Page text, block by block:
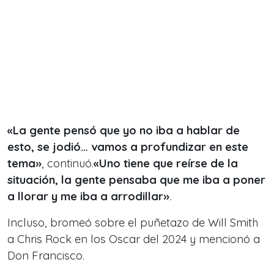
«La gente pensó que yo no iba a hablar de
esto, se jodió… vamos a profundizar en este
tema», continuó.«Uno tiene que reírse de la
situación, la gente pensaba que me iba a poner
a llorar y me iba a arrodillar».
Incluso, bromeó sobre el puñetazo de Will Smith
a Chris Rock en los Oscar del 2024 y mencionó a
Don Francisco.